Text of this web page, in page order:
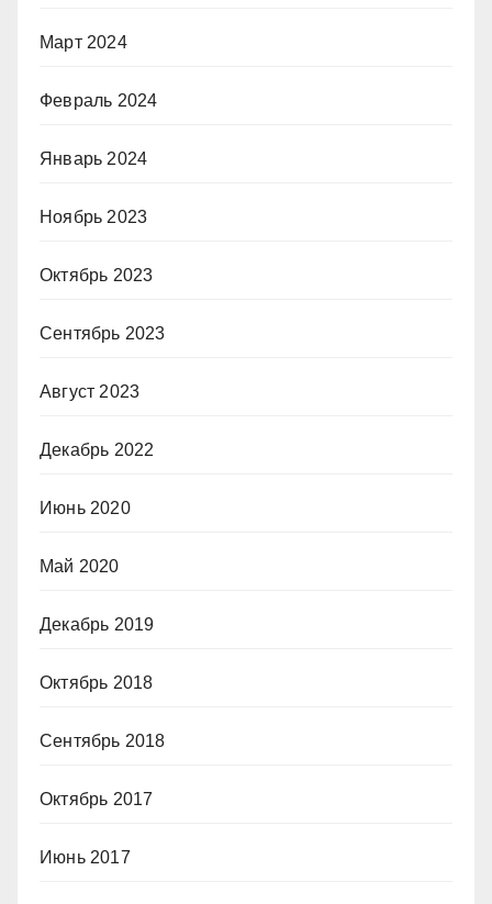
Март 2024
Февраль 2024
Январь 2024
Ноябрь 2023
Октябрь 2023
Сентябрь 2023
Август 2023
Декабрь 2022
Июнь 2020
Май 2020
Декабрь 2019
Октябрь 2018
Сентябрь 2018
Октябрь 2017
Июнь 2017